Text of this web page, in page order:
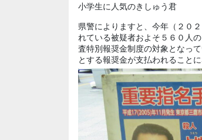
小学生に人気のきしゅう君
県警によりますと、今年（２０
れている被疑者およそ５６０人
査特別報奨金制度の対象となっ
とする報奨金が支払われることに